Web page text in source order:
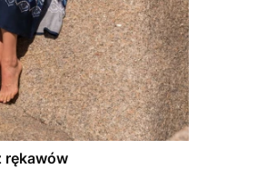
rękawów